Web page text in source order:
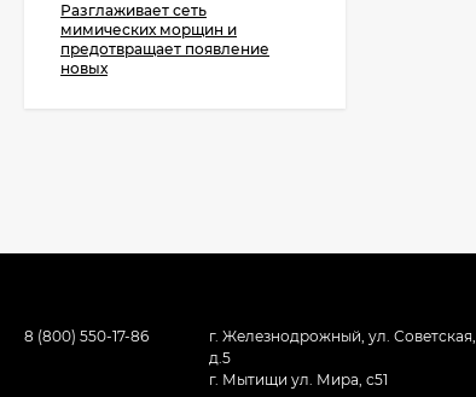
​Разглаживает сеть
мимических морщин и
предотвращает появление
новых
8 (800) 550-17-86
г. Железнодрожный, ул. Советская,
д.5
г. Мытищи ул. Мира, с51